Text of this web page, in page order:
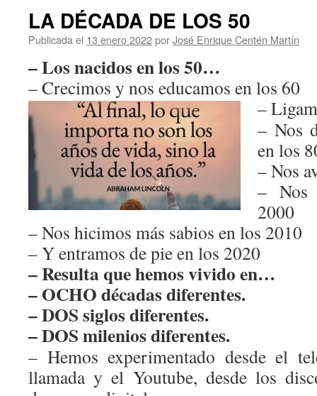
LA DÉCADA DE LOS 50
Publicada el 13 enero 2022porJosé Enrique Centén Martín
– Los nacidos en los 50…
– Crecimos y nos educamos en los 60
–
– Nos
en los
– Nos
– Nos
2000
– Nos hicimos más sabios en los 2010
– Y entramos de pie en los 2020
– Resulta que hemos vivido en…
– OCHO décadas diferentes.
– DOS siglos diferentes.
– DOS milenios diferentes.
– Hemos experimentado desde el
llamada y el Youtube, desde los